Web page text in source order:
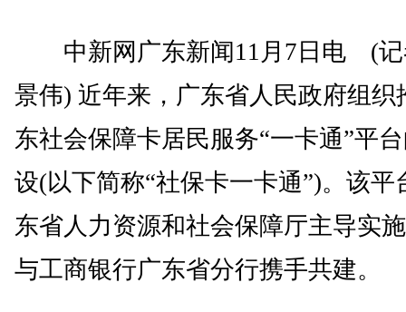
中新网广东新闻11月7日电 (记
景伟) 近年来，广东省人民政府组织
东社会保障卡居民服务“一卡通”平
设(以下简称“社保卡一卡通”)。该平
东省人力资源和社会保障厅主导实
与工商银行广东省分行携手共建。